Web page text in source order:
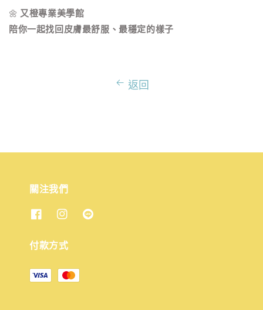
🌼 又橙專業美學館
陪你一起找回皮膚最舒服、最穩定的樣子
返回
關注我們
付款方式